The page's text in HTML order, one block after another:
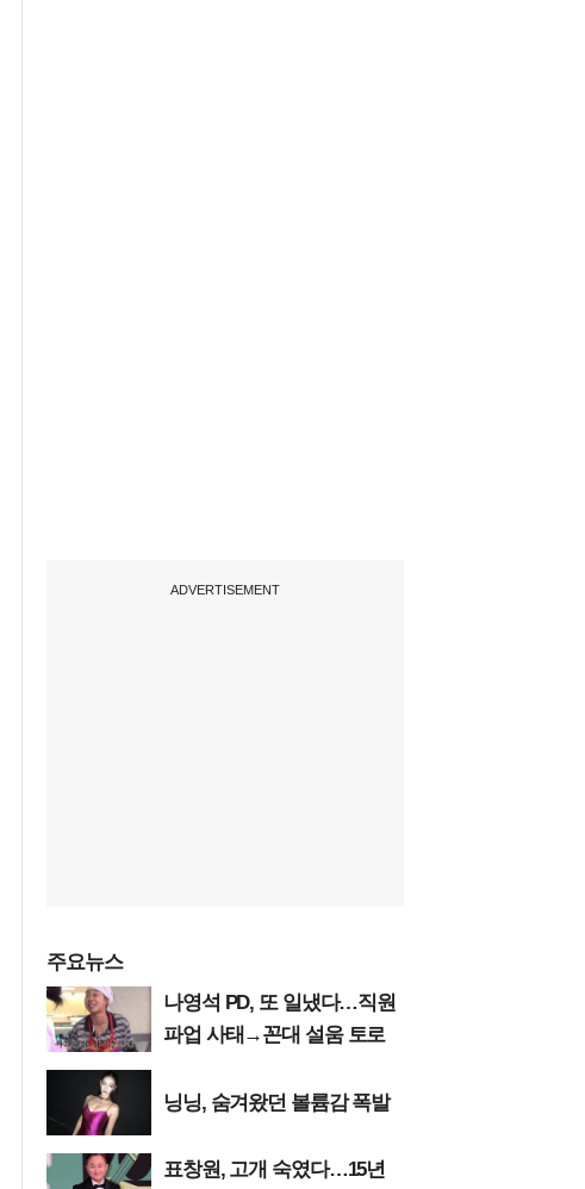
ADVERTISEMENT
주요뉴스
나영석 PD, 또 일냈다…직원
파업 사태→꼰대 설움 토로
닝닝, 숨겨왔던 볼륨감 폭발
표창원, 고개 숙였다…15년